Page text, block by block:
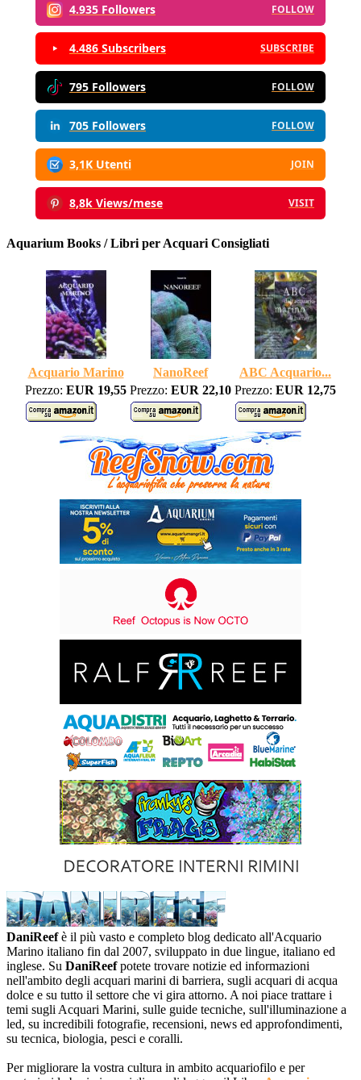
4.935 Followers FOLLOW
4.486 Subscribers SUBSCRIBE
795 Followers FOLLOW
705 Followers FOLLOW
3,1K Utenti JOIN
8,8k Views/mese VISIT
Aquarium Books / Libri per Acquari Consigliati
Acquario Marino NanoReef
ABC Acquario...
Prezzo: EUR 19,55 Prezzo: EUR 22,10 Prezzo: EUR 12,75
DaniReefè il più vasto e completo blog dedicato all'Acquario
Marino italiano fin dal 2007, sviluppato in due lingue, italiano ed
inglese. Su DaniReefpotete trovare notizie ed informazioni
nell'ambito degli acquari marini di barriera, sugli acquari di acqua
dolce e su tutto il settore che vi gira attorno. A noi piace trattare i
temi sugli Acquari Marini, sulle guide tecniche, sull'illuminazione a
led, su incredibili fotografie, recensioni, news ed approfondimenti,
su tecnica, biologia, pesci e coralli.
Per migliorare la vostra cultura in ambito acquariofilo e per